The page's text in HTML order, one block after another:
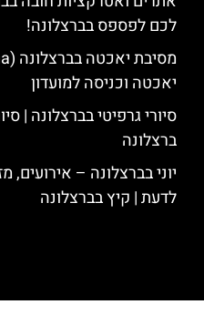
לכם לפספס בברצלונה!
יאכטה וכניסה למועדון
סיורי גרפיטי בברצלונה |
ברצלונה
יוני בברצלונה – אירועים,
לדעת | קיץ בברצלונה